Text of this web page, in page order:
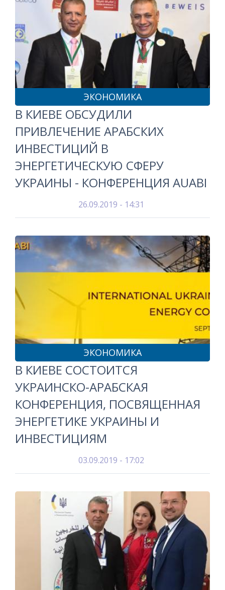
ЭКОНОМИКА
В КИЕВЕ ОБСУДИЛИ
ПРИВЛЕЧЕНИЕ АРАБСКИХ
ИНВЕСТИЦИЙ В
ЭНЕРГЕТИЧЕСКУЮ СФЕРУ
УКРАИНЫ - КОНФЕРЕНЦИЯ AUABI
26.09.2019 - 14:31
ЭКОНОМИКА
В КИЕВЕ СОСТОИТСЯ
УКРАИНСКО-АРАБСКАЯ
КОНФЕРЕНЦИЯ, ПОСВЯЩЕННАЯ
ЭНЕРГЕТИКЕ УКРАИНЫ И
ИНВЕСТИЦИЯМ
03.09.2019 - 17:02